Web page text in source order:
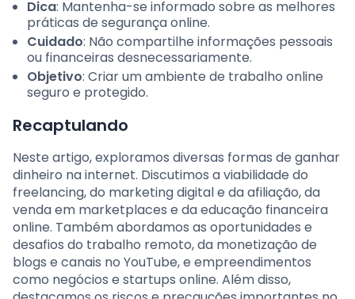
Dica: Mantenha-se informado sobre as melhores
práticas de segurança online.
Cuidado: Não compartilhe informações pessoais
ou financeiras desnecessariamente.
Objetivo: Criar um ambiente de trabalho online
seguro e protegido.
Recaptulando
Neste artigo, exploramos diversas formas de ganhar
dinheiro na internet. Discutimos a viabilidade do
freelancing, do marketing digital e da afiliação, da
venda em marketplaces e da educação financeira
online. Também abordamos as oportunidades e
desafios do trabalho remoto, da monetização de
blogs e canais no YouTube, e empreendimentos
como negócios e startups online. Além disso,